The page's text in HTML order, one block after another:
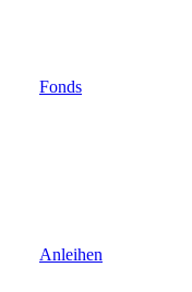
Fonds
Anleihen